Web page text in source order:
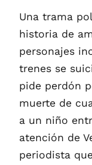
Una trama
historia de
personajes
trenes se
pide perdón
muerte de
a un niño
atención de
periodista